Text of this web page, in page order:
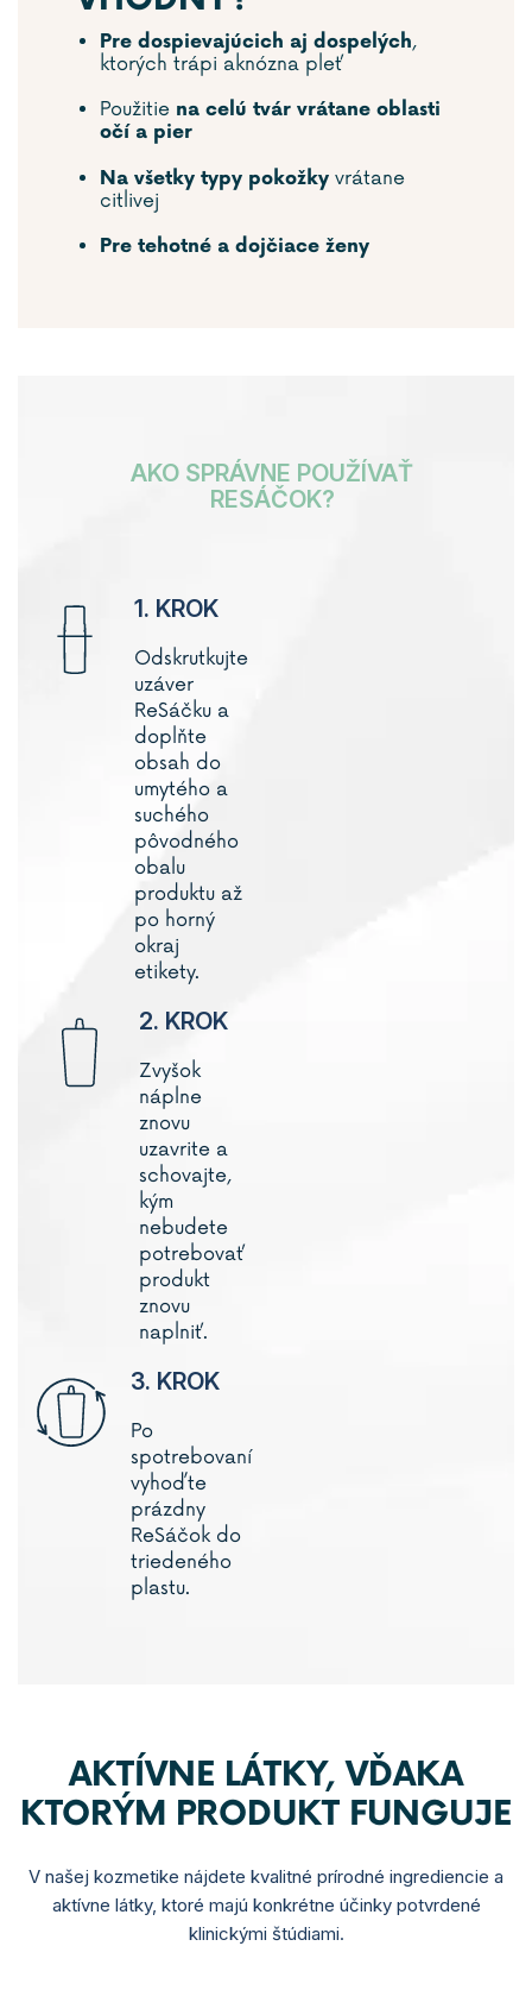
Pre dospievajúcich aj dospelých,
ktorých trápi aknózna pleť
Použitie na celú tvár vrátane oblasti
očí a pier
Na všetky typy pokožky vrátane
citlivej
Pre tehotné a dojčiace ženy
AKO SPRÁVNE POUŽÍVAŤ
RESÁČOK?
1. KROK
Odskrutkujte
uzáver
ReSáčku a
doplňte
obsah do
umytého a
suchého
pôvodného
obalu
produktu až
po horný
okraj
etikety.
2. KROK
Zvyšok
náplne
znovu
uzavrite a
schovajte,
kým
nebudete
potrebovať
produkt
znovu
naplniť.
3. KROK
Po
spotrebovaní
vyhoďte
prázdny
ReSáčok do
triedeného
plastu.
AKTÍVNE LÁTKY, VĎAKA
KTORÝM PRODUKT FUNGUJE
V našej kozmetike nájdete kvalitné prírodné ingrediencie a
aktívne látky, ktoré majú konkrétne účinky potvrdené
klinickými štúdiami.